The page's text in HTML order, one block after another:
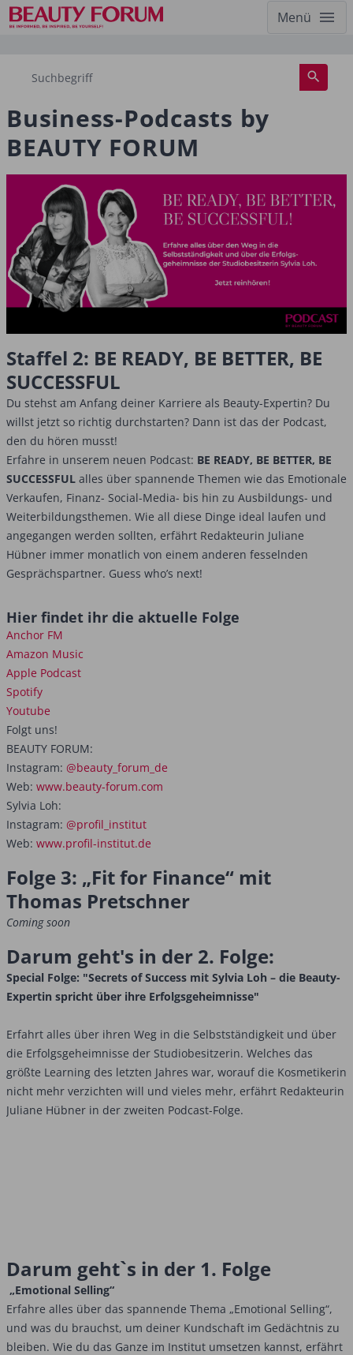
Menü
Business-Podcasts by
BEAUTY FORUM
Staffel 2: BE READY, BE BETTER, BE
SUCCESSFUL
Du stehst am Anfang deiner Karriere als Beauty-Expertin? Du
willst jetzt so richtig durchstarten? Dann ist das der Podcast,
den du hören musst!
Erfahre in unserem neuen Podcast: BE READY, BE BETTER, BE
SUCCESSFUL alles über spannende Themen wie das Emotionale
Verkaufen, Finanz- Social-Media- bis hin zu Ausbildungs- und
Weiterbildungsthemen. Wie all diese Dinge ideal laufen und
angegangen werden sollten, erfährt Redakteurin Juliane
Hübner immer monatlich von einem anderen fesselnden
Gesprächspartner. Guess who’s next!
Hier findet ihr die aktuelle Folge
Anchor FM
Amazon Music
Apple Podcast
Spotify
Youtube
Folgt uns!
BEAUTY FORUM:
Instagram: @beauty_forum_de
Web: www.beauty-forum.com
Sylvia Loh:
Instagram: @profil_institut
Web: www.profil-institut.de
Folge 3: „Fit for Finance“ mit
Thomas Pretschner
Coming soon
Darum geht's in der 2. Folge:
Special Folge: "Secrets of Success mit Sylvia Loh – die Beauty-
Expertin spricht über ihre Erfolgsgeheimnisse"
Erfahrt alles über ihren Weg in die Selbstständigkeit und über
die Erfolgsgeheimnisse der Studiobesitzerin. Welches das
größte Learning des letzten Jahres war, worauf die Kosmetikerin
nicht mehr verzichten will und vieles mehr, erfährt Redakteurin
Juliane Hübner in der zweiten Podcast-Folge.
Darum geht`s in der 1. Folge
„Emotional Selling“
Erfahre alles über das spannende Thema „Emotional Selling“,
und was du brauchst, um deiner Kundschaft im Gedächtnis zu
bleiben. Wie du das Ganze im Institut umsetzen kannst, erfährt